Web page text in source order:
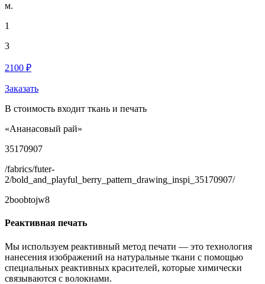
м.
1
3
2100 ₽
Заказать
В стоимость входит ткань и печать
«Ананасовый рай»
35170907
/fabrics/futer-
2/bold_and_playful_berry_pattern_drawing_inspi_35170907/
2boobtojw8
Реактивная печать
Мы используем реактивный метод печати — это технология
нанесения изображений на натуральные ткани с помощью
специальных реактивных красителей, которые химически
связываются с волокнами.